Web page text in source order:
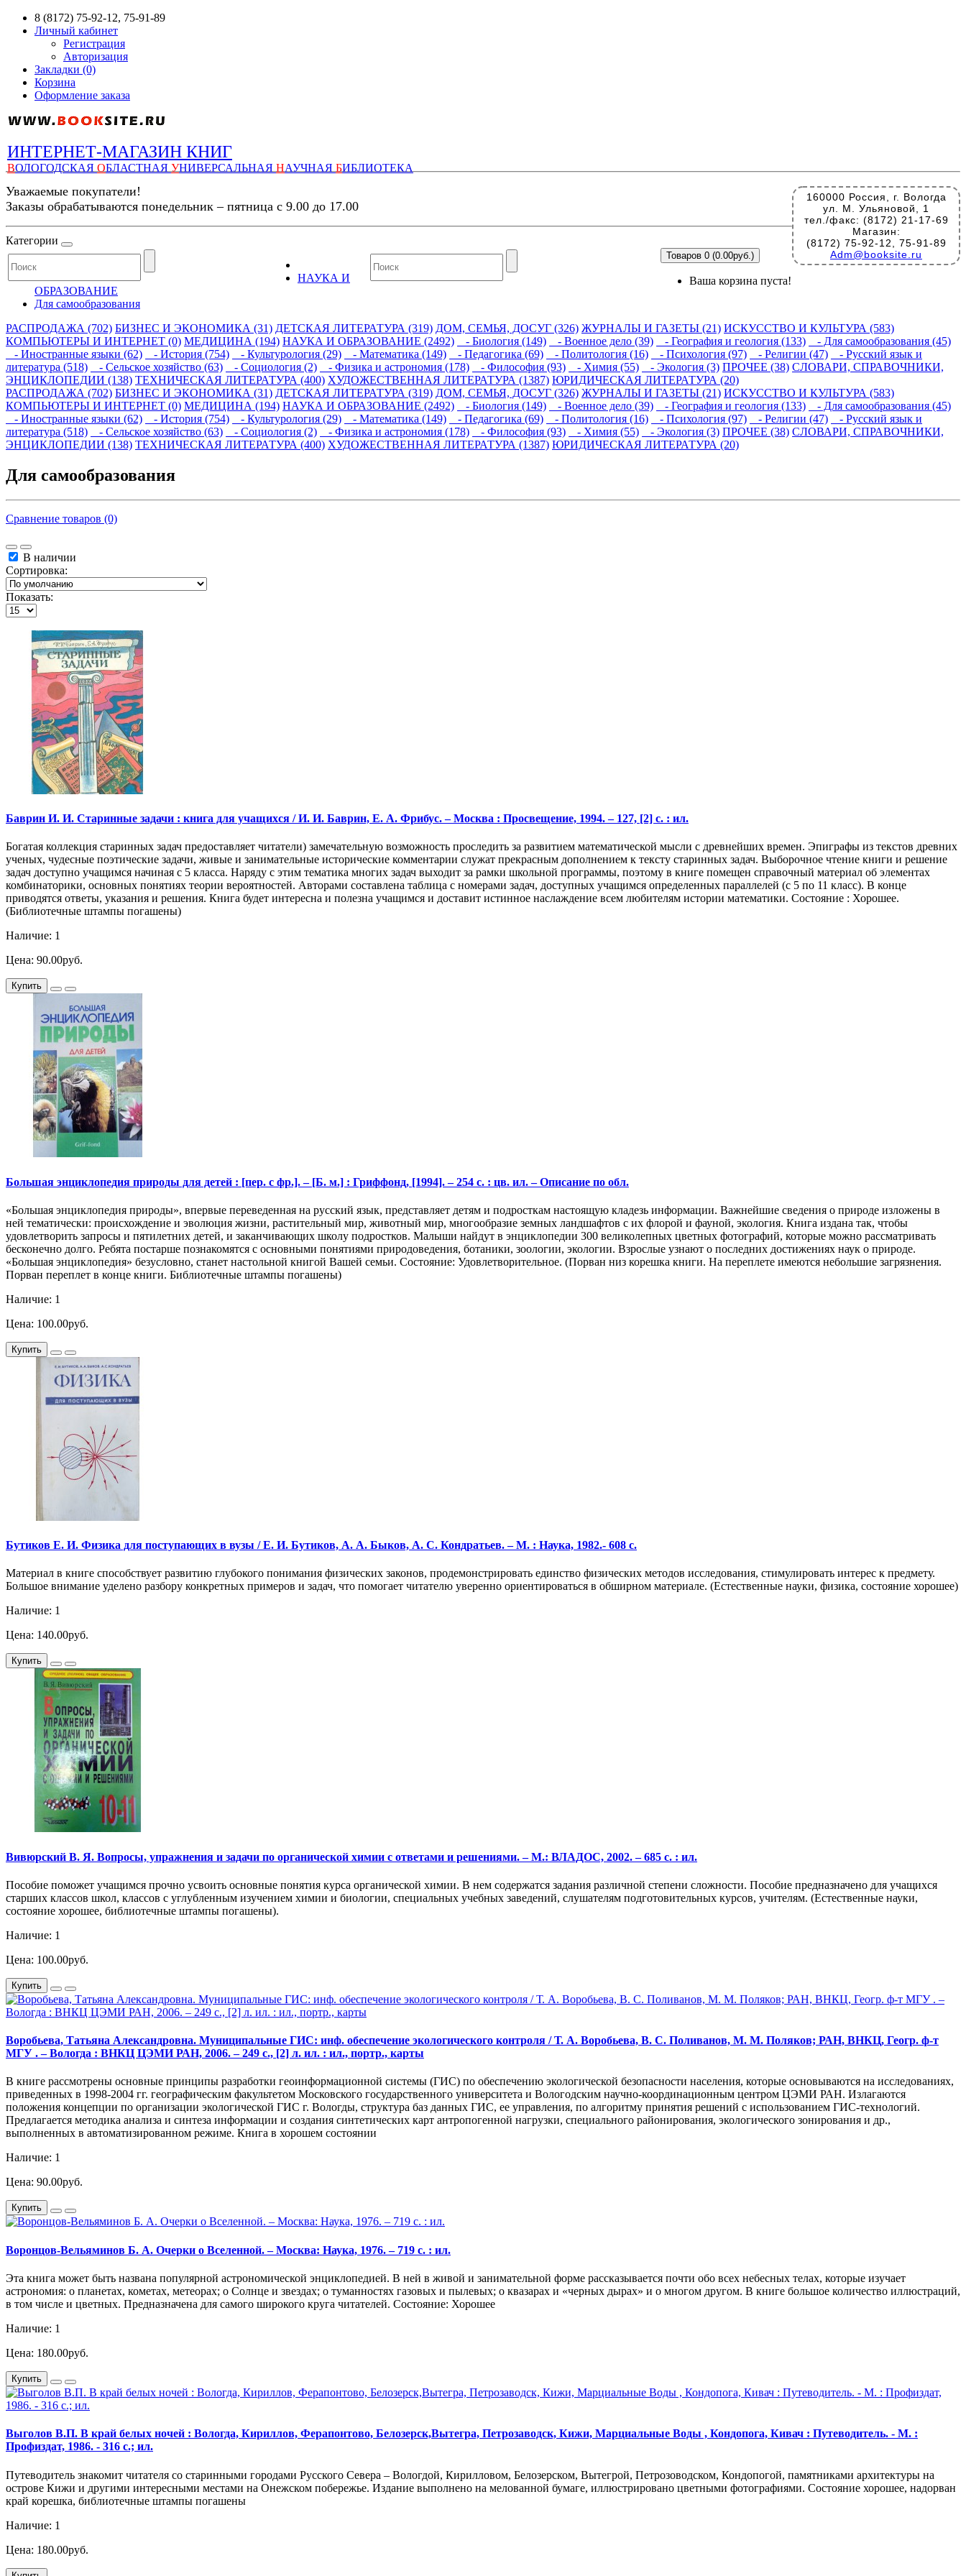
8 (8172) 75-92-12, 75-91-89
Личный кабинет
Регистрация
Авторизация
Закладки (0)
Корзина
Оформление заказа
ИНТЕРНЕТ-МАГАЗИН КНИГ
ВОЛОГОДСКАЯ ОБЛАСТНАЯ УНИВЕРСАЛЬНАЯ НАУЧНАЯ БИБЛИОТЕКА
160000 Россия, г. Вологда
ул. М. Ульяновой, 1
тел./факс: (8172) 21-17-69
Магазин:
(8172) 75-92-12, 75-91-89
Adm@booksite.ru
Уважаемые покупатели!
Заказы обрабатываются понедельник – пятница с 9.00 до 17.00
Категории
Товаров 0 (0.00руб.)
Ваша корзина пуста!
НАУКА И
ОБРАЗОВАНИЕ
Для самообразования
РАСПРОДАЖА (702) БИЗНЕС И ЭКОНОМИКА (31) ДЕТСКАЯ ЛИТЕРАТУРА (319) ДОМ, СЕМЬЯ, ДОСУГ (326) ЖУРНАЛЫ И ГАЗЕТЫ (21) ИСКУССТВО И КУЛЬТУРА (583)
КОМПЬЮТЕРЫ И ИНТЕРНЕТ (0) МЕДИЦИНА (194) НАУКА И ОБРАЗОВАНИЕ (2492) - Биология (149) - Военное дело (39) - География и геология (133)
- Для самообразования (45)
- Иностранные языки (62)
- История (754) - Культурология (29) - Математика (149) - Педагогика (69) - Политология (16) - Психология (97) - Религии (47)
- Русский язык и
литература (518)
- Сельское хозяйство (63) - Социология (2) - Физика и астрономия (178) - Философия (93) - Химия (55) - Экология (3) ПРОЧЕЕ (38) СЛОВАРИ, СПРАВОЧНИКИ,
ЭНЦИКЛОПЕДИИ (138) ТЕХНИЧЕСКАЯ ЛИТЕРАТУРА (400) ХУДОЖЕСТВЕННАЯ ЛИТЕРАТУРА (1387) ЮРИДИЧЕСКАЯ ЛИТЕРАТУРА (20)
РАСПРОДАЖА (702) БИЗНЕС И ЭКОНОМИКА (31) ДЕТСКАЯ ЛИТЕРАТУРА (319) ДОМ, СЕМЬЯ, ДОСУГ (326) ЖУРНАЛЫ И ГАЗЕТЫ (21) ИСКУССТВО И КУЛЬТУРА (583)
КОМПЬЮТЕРЫ И ИНТЕРНЕТ (0) МЕДИЦИНА (194) НАУКА И ОБРАЗОВАНИЕ (2492) - Биология (149) - Военное дело (39) - География и геология (133)
- Для самообразования (45)
- Иностранные языки (62)
- История (754) - Культурология (29) - Математика (149) - Педагогика (69) - Политология (16) - Психология (97) - Религии (47)
- Русский язык и
литература (518)
- Сельское хозяйство (63) - Социология (2) - Физика и астрономия (178) - Философия (93) - Химия (55) - Экология (3) ПРОЧЕЕ (38) СЛОВАРИ, СПРАВОЧНИКИ,
ЭНЦИКЛОПЕДИИ (138) ТЕХНИЧЕСКАЯ ЛИТЕРАТУРА (400) ХУДОЖЕСТВЕННАЯ ЛИТЕРАТУРА (1387) ЮРИДИЧЕСКАЯ ЛИТЕРАТУРА (20)
Для самообразования
Сравнение товаров (0)
В наличии
Сортировка:
Показать:
Баврин И. И. Старинные задачи : книга для учащихся / И. И. Баврин, Е. А. Фрибус. – Москва : Просвещение, 1994. – 127, [2] с. : ил.
Богатая коллекция старинных задач предоставляет читатели) замечательную возможность проследить за развитием математической мысли с древнейших времен. Эпиграфы из текстов древних
ученых, чудесные поэтические задачи, живые и занимательные исторические комментарии служат прекрасным дополнением к тексту старинных задач. Выборочное чтение книги и решение
задач доступно учащимся начиная с 5 класса. Наряду с этим тематика многих задач выходит за рамки школьной программы, поэтому в книге помещен справочный материал об элементах
комбинаторики, основных понятиях теории вероятностей. Авторами составлена таблица с номерами задач, доступных учащимся определенных параллелей (с 5 по 11 класс). В конце
приводятся ответы, указания и решения. Книга будет интересна и полезна учащимся и доставит истинное наслаждение всем любителям истории математики. Состояние : Хорошее.
(Библиотечные штампы погашены)
Наличие: 1
Цена: 90.00руб.
Купить
Большая энциклопедия природы для детей : [пер. с фр.]. – [Б. м.] : Гриффонд, [1994]. – 254 с. : цв. ил. – Описание по обл.
«Большая энциклопедия природы», впервые переведенная на русский язык, представляет детям и подросткам настоящую кладезь информации. Важнейшие сведения о природе изложены в
ней тематически: происхождение и эволюция жизни, растительный мир, животный мир, многообразие земных ландшафтов с их флорой и фауной, экология. Книга издана так, чтобы
удовлетворить запросы и пятилетних детей, и заканчивающих школу подростков. Малыши найдут в энциклопедии 300 великолепных цветных фотографий, которые можно рассматривать
бесконечно долго. Ребята постарше познакомятся с основными понятиями природоведения, ботаники, зоологии, экологии. Взрослые узнают о последних достижениях наук о природе.
«Большая энциклопедия» безусловно, станет настольной книгой Вашей семьи. Состояние: Удовлетворительное. (Порван низ корешка книги. На переплете имеются небольшие загрязнения.
Порван переплет в конце книги. Библиотечные штампы погашены)
Наличие: 1
Цена: 100.00руб.
Купить
Бутиков Е. И. Физика для поступающих в вузы / Е. И. Бутиков, А. А. Быков, А. С. Кондратьев. – М. : Наука, 1982.- 608 с.
Материал в книге способствует развитию глубокого понимания физических законов, продемонстрировать единство физических методов исследования, стимулировать интерес к предмету.
Большое внимание уделено разбору конкретных примеров и задач, что помогает читателю уверенно ориентироваться в обширном материале. (Естественные науки, физика, состояние хорошее)
Наличие: 1
Цена: 140.00руб.
Купить
Вивюрский В. Я. Вопросы, упражнения и задачи по органической химии с ответами и решениями. – М.: ВЛАДОС, 2002. – 685 с. : ил.
Пособие поможет учащимся прочно усвоить основные понятия курса органической химии. В нем содержатся задания различной степени сложности. Пособие предназначено для учащихся
старших классов школ, классов с углубленным изучением химии и биологии, специальных учебных заведений, слушателям подготовительных курсов, учителям. (Естественные науки,
состояние хорошее, библиотечные штампы погашены).
Наличие: 1
Цена: 100.00руб.
Купить
Воробьева, Татьяна Александровна. Муниципальные ГИС: инф. обеспечение экологического контроля / Т. А. Воробьева, В. С. Поливанов, М. М. Поляков; РАН, ВНКЦ, Геогр. ф-т
МГУ . – Вологда : ВНКЦ ЦЭМИ РАН, 2006. – 249 с., [2] л. ил. : ил., портр., карты
В книге рассмотрены основные принципы разработки геоинформационной системы (ГИС) по обеспечению экологической безопасности населения, которые основываются на исследованиях,
приведенных в 1998-2004 гг. географическим факультетом Московского государственного университета и Вологодским научно-координационным центром ЦЭМИ РАН. Излагаются
положения концепции по организации экологической ГИС г. Вологды, структура баз данных ГИС, ее управления, по алгоритму принятия решений с использованием ГИС-технологий.
Предлагается методика анализа и синтеза информации и создания синтетических карт антропогенной нагрузки, специального районирования, экологического зонирования и др.,
выполненных в автоматизированном режиме. Книга в хорошем состоянии
Наличие: 1
Цена: 90.00руб.
Купить
Воронцов-Вельяминов Б. А. Очерки о Вселенной. – Москва: Наука, 1976. – 719 с. : ил.
Эта книга может быть названа популярной астрономической энциклопедией. В ней в живой и занимательной форме рассказывается почти обо всех небесных телах, которые изучает
астрономия: о планетах, кометах, метеорах; о Солнце и звездах; о туманностях газовых и пылевых; о квазарах и «черных дырах» и о многом другом. В книге большое количество иллюстраций,
в том числе и цветных. Предназначена для самого широкого круга читателей. Состояние: Хорошее
Наличие: 1
Цена: 180.00руб.
Купить
Выголов В.П. В край белых ночей : Вологда, Кириллов, Ферапонтово, Белозерск,Вытегра, Петрозаводск, Кижи, Марциальные Воды , Кондопога, Кивач : Путеводитель. - М. :
Профиздат, 1986. - 316 с.; ил.
Путеводитель знакомит читателя со старинными городами Русского Севера – Вологдой, Кирилловом, Белозерском, Вытегрой, Петрозоводском, Кондопогой, памятниками архитектуры на
острове Кижи и другими интересными местами на Онежском побережье. Издание выполнено на мелованной бумаге, иллюстрировано цветными фотографиями. Состояние хорошее, надорван
край корешка, библиотечные штампы погашены
Наличие: 1
Цена: 180.00руб.